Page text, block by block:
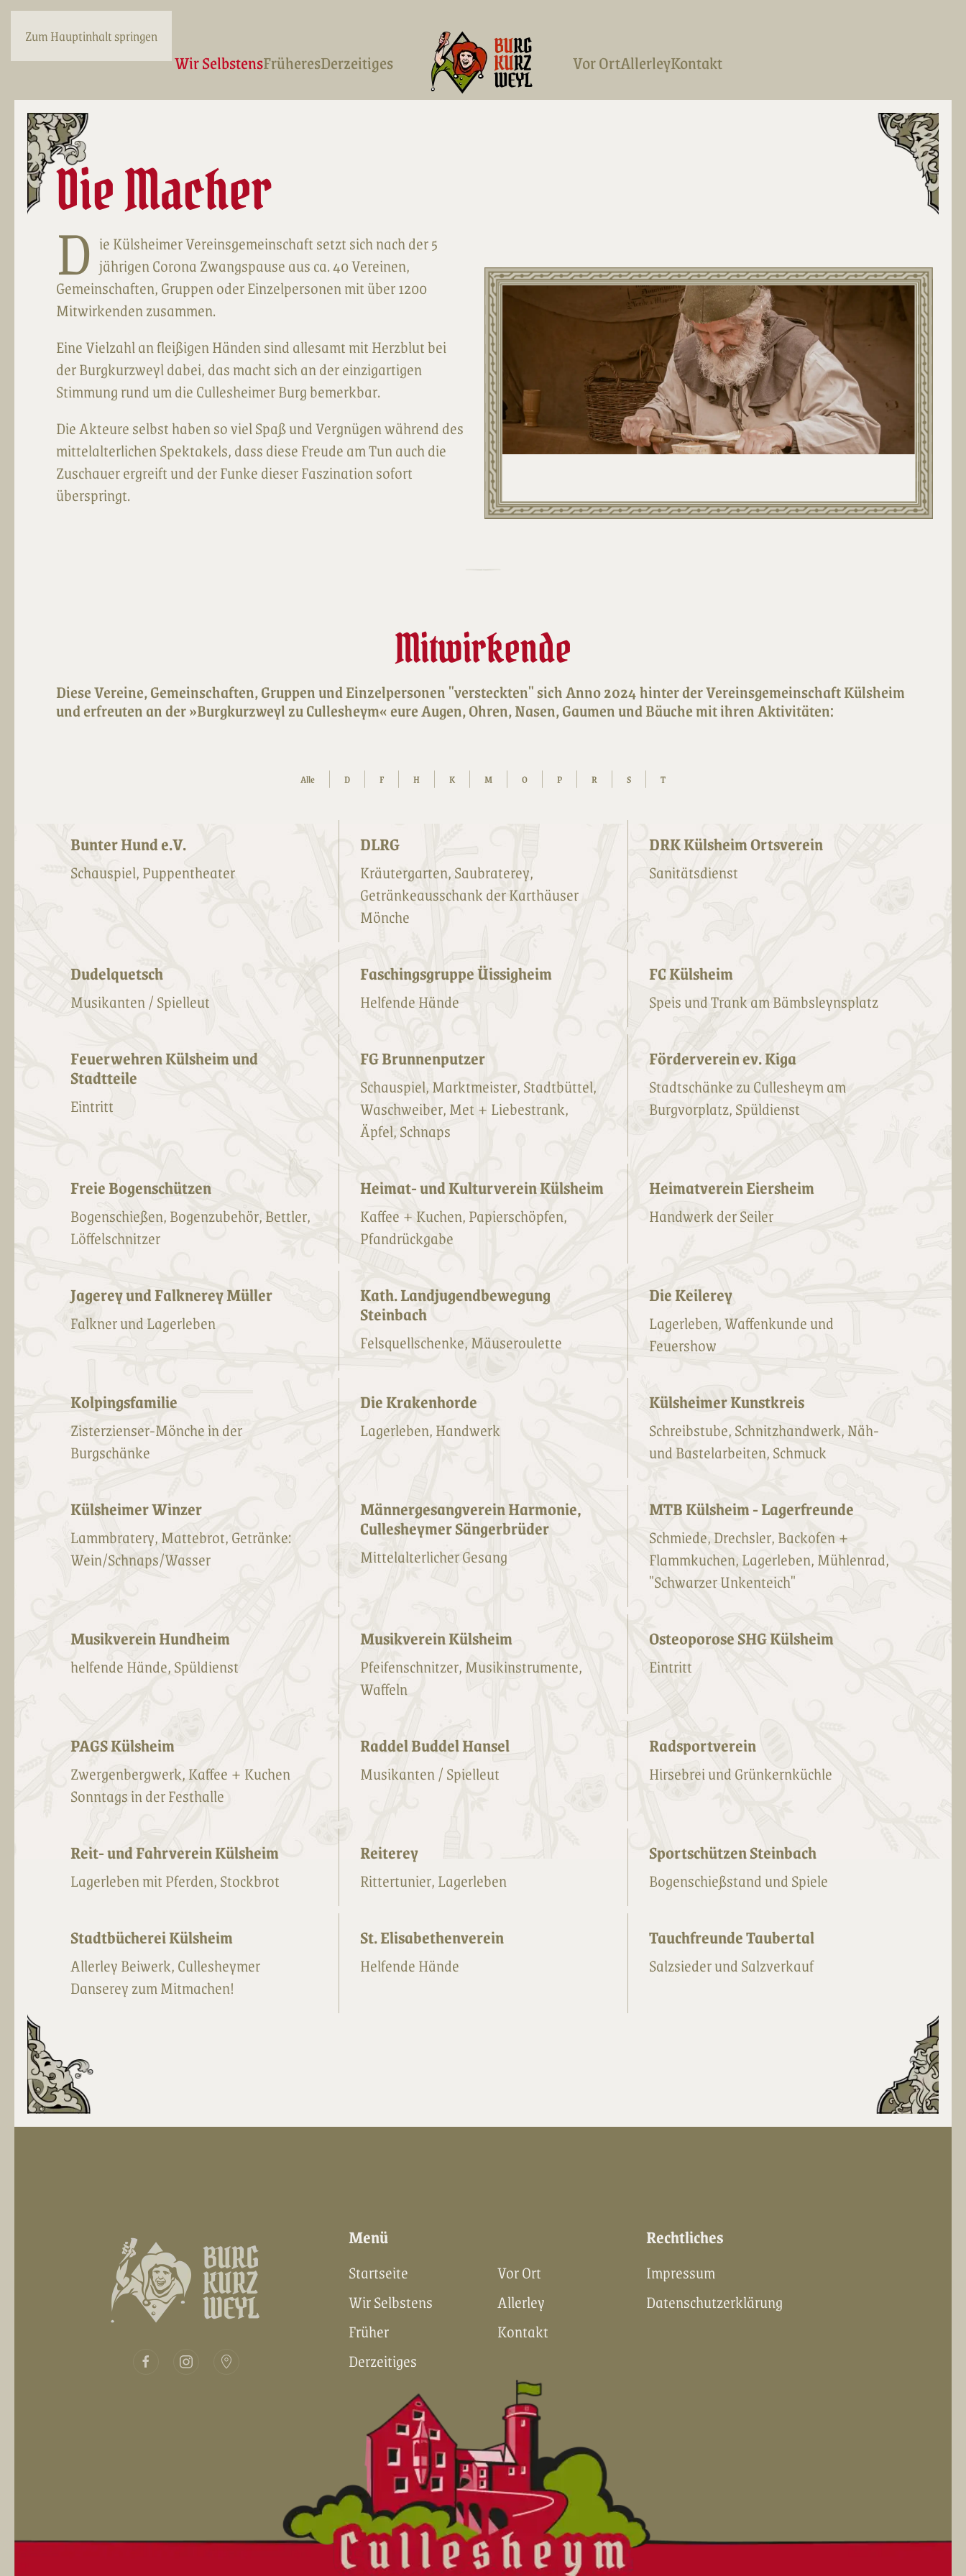
Zum Hauptinhalt springen
Wir SelbstensFrüheresDerzeitiges Vor OrtAllerleyKontakt
Die Macher
D ie Külsheimer Vereinsgemeinschaft setzt sich nach der 5
jährigen Corona Zwangspause aus ca. 40 Vereinen,
Gemeinschaften, Gruppen oder Einzelpersonen mit über 1200
Mitwirkenden zusammen.
Eine Vielzahl an fleißigen Händen sind allesamt mit Herzblut bei
der Burgkurzweyl dabei, das macht sich an der einzigartigen
Stimmung rund um die Cullesheimer Burg bemerkbar.
Die Akteure selbst haben so viel Spaß und Vergnügen während des
mittelalterlichen Spektakels, dass diese Freude am Tun auch die
Zuschauer ergreift und der Funke dieser Faszination sofort
überspringt.
Mitwirkende
Diese Vereine, Gemeinschaften, Gruppen und Einzelpersonen "versteckten" sich Anno 2024 hinter der Vereinsgemeinschaft Külsheim
und erfreuten an der »Burgkurzweyl zu Cullesheym« eure Augen, Ohren, Nasen, Gaumen und Bäuche mit ihren Aktivitäten:
Alle D F H K M O P R S T
Bunter Hund e.V.
Schauspiel, Puppentheater
DLRG
Kräutergarten, Saubraterey,
Getränkeausschank der Karthäuser
Mönche
DRK Külsheim Ortsverein
Sanitätsdienst
Dudelquetsch
Musikanten / Spielleut
Faschingsgruppe Üissigheim
Helfende Hände
FC Külsheim
Speis und Trank am Bämbsleynsplatz
Feuerwehren Külsheim und
Stadtteile
Eintritt
FG Brunnenputzer
Schauspiel, Marktmeister, Stadtbüttel,
Waschweiber, Met + Liebestrank,
Äpfel, Schnaps
Förderverein ev. Kiga
Stadtschänke zu Cullesheym am
Burgvorplatz, Spüldienst
Freie Bogenschützen
Bogenschießen, Bogenzubehör, Bettler,
Löffelschnitzer
Heimat- und Kulturverein Külsheim
Kaffee + Kuchen, Papierschöpfen,
Pfandrückgabe
Heimatverein Eiersheim
Handwerk der Seiler
Jagerey und Falknerey Müller
Falkner und Lagerleben
Kath. Landjugendbewegung
Steinbach
Felsquellschenke, Mäuseroulette
Die Keilerey
Lagerleben, Waffenkunde und
Feuershow
Kolpingsfamilie
Zisterzienser-Mönche in der
Burgschänke
Die Krakenhorde
Lagerleben, Handwerk
Külsheimer Kunstkreis
Schreibstube, Schnitzhandwerk, Näh-
und Bastelarbeiten, Schmuck
Külsheimer Winzer
Lammbratery, Mattebrot, Getränke:
Wein/Schnaps/Wasser
Männergesangverein Harmonie,
Cullesheymer Sängerbrüder
Mittelalterlicher Gesang
MTB Külsheim - Lagerfreunde
Schmiede, Drechsler, Backofen +
Flammkuchen, Lagerleben, Mühlenrad,
"Schwarzer Unkenteich"
Musikverein Hundheim
helfende Hände, Spüldienst
Musikverein Külsheim
Pfeifenschnitzer, Musikinstrumente,
Waffeln
Osteoporose SHG Külsheim
Eintritt
PAGS Külsheim
Zwergenbergwerk, Kaffee + Kuchen
Sonntags in der Festhalle
Raddel Buddel Hansel
Musikanten / Spielleut
Radsportverein
Hirsebrei und Grünkernküchle
Reit- und Fahrverein Külsheim
Lagerleben mit Pferden, Stockbrot
Reiterey
Rittertunier, Lagerleben
Sportschützen Steinbach
Bogenschießstand und Spiele
Stadtbücherei Külsheim
Allerley Beiwerk, Cullesheymer
Danserey zum Mitmachen!
St. Elisabethenverein
Helfende Hände
Tauchfreunde Taubertal
Salzsieder und Salzverkauf
Menü
Startseite
Wir Selbstens
Früher
Derzeitiges
Vor Ort
Allerley
Kontakt
Rechtliches
Impressum
Datenschutzerklärung